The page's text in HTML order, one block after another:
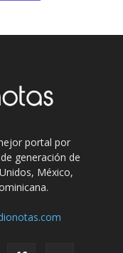
portal por
generación de
México,